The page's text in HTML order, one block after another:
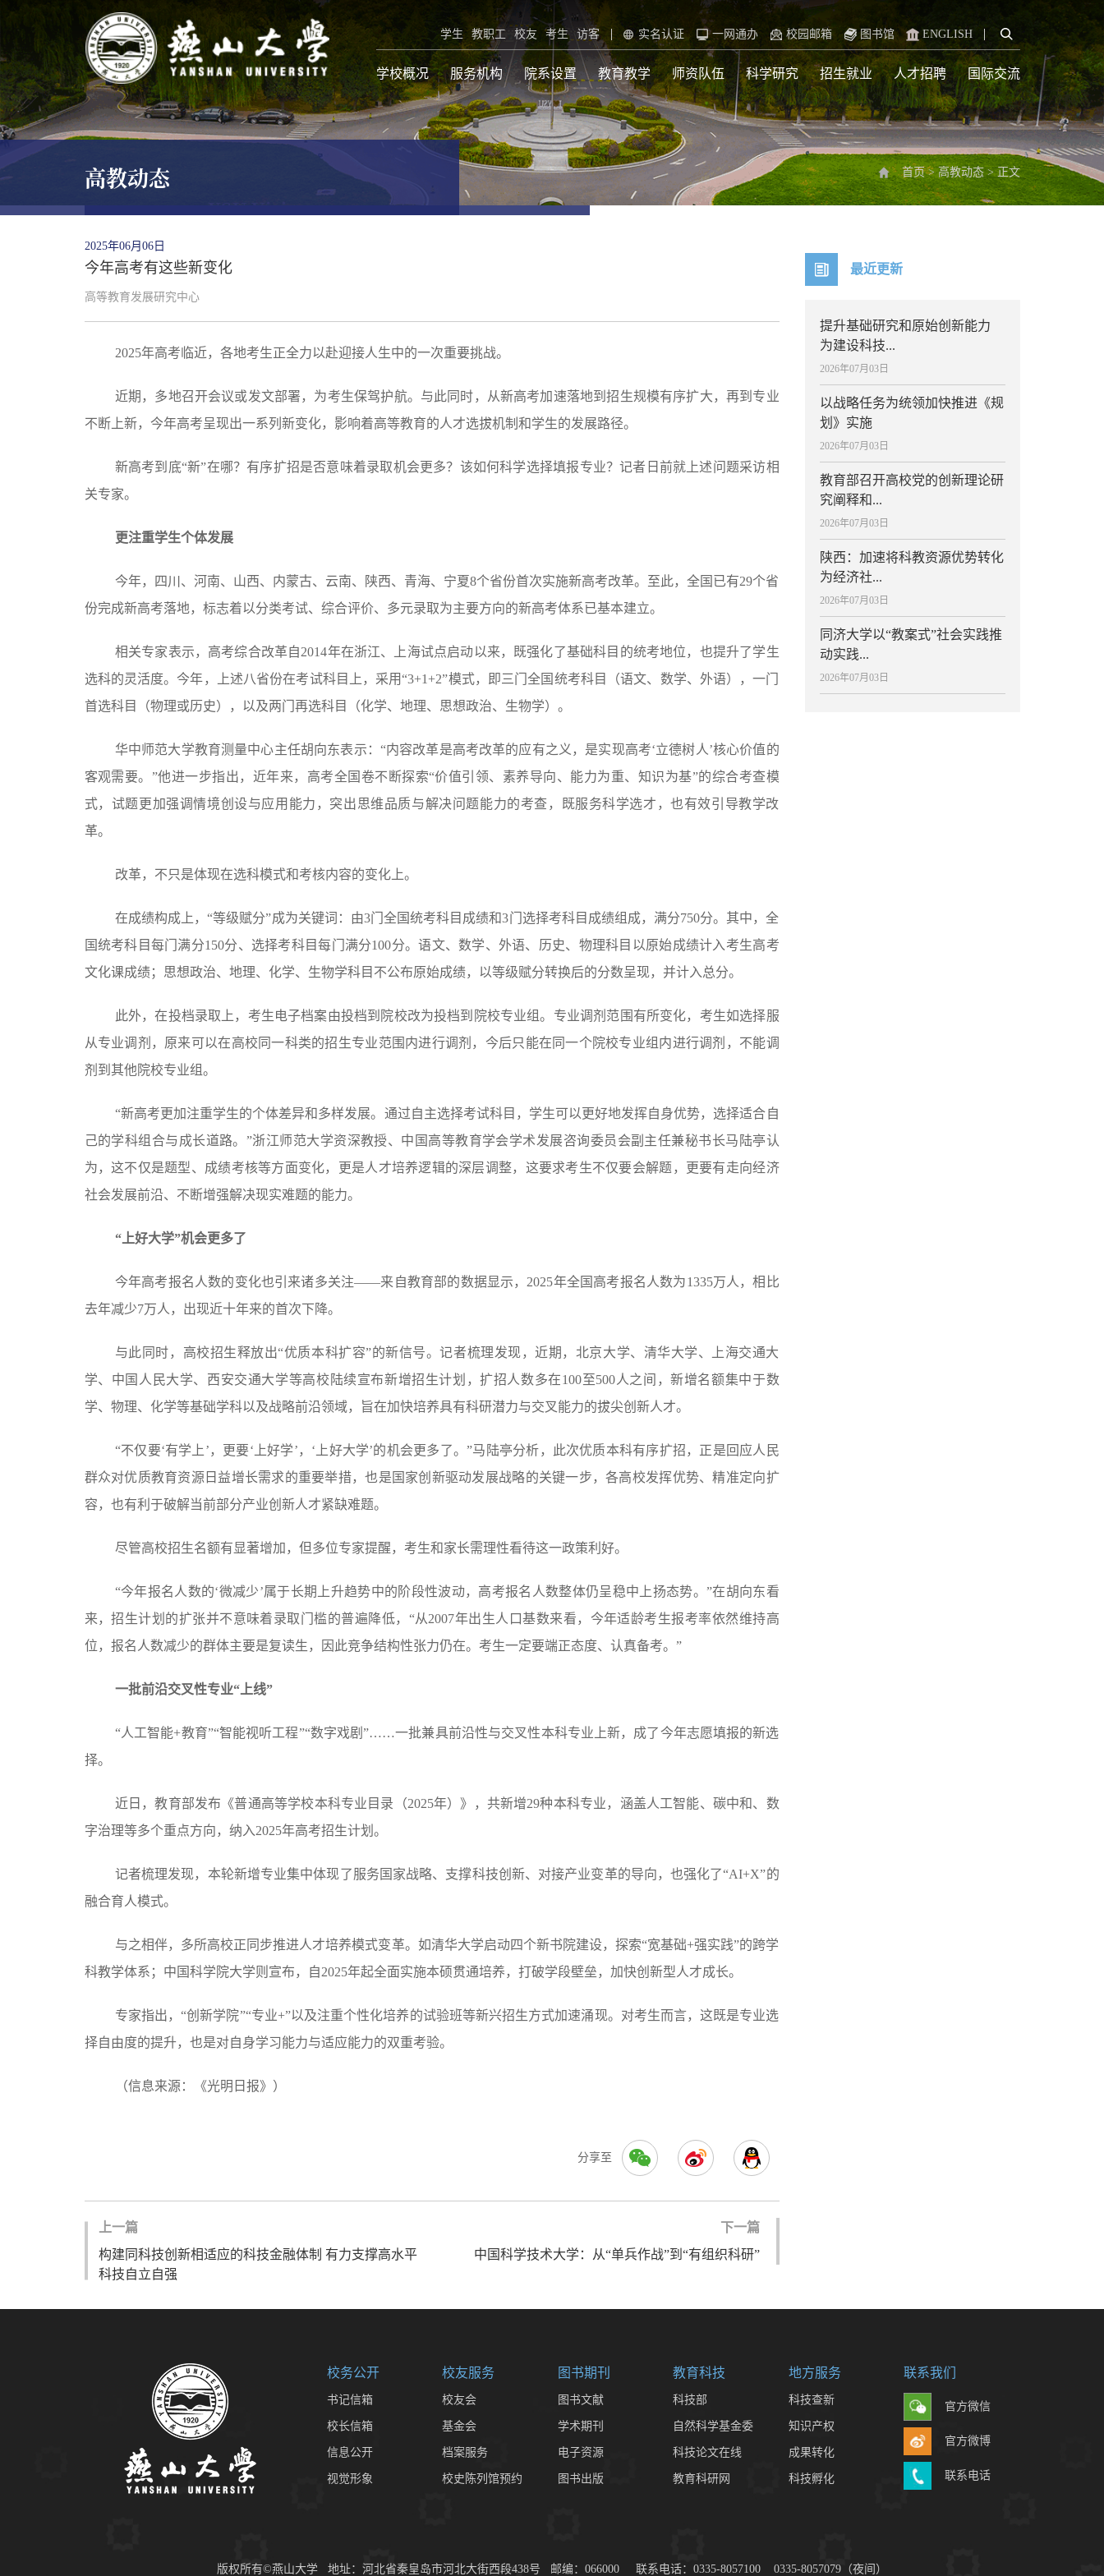
学生 教职工 校友 考生 访客 实名认证 一网通办 校园邮箱 图书馆 ENGLISH
学校概况 服务机构 院系设置 教育教学 师资队伍 科学研究 招生就业 人才招聘 国际交流
首页> 高教动态>正文
高教动态
2025年06月06日
今年高考有这些新变化
高等教育发展研究中心
2025年高考临近，各地考生正全力以赴迎接人生中的一次重要挑战。
近期，多地召开会议或发文部署，为考生保驾护航。与此同时，从新高考加速落地到招生规模有序扩大，再到专业
不断上新，今年高考呈现出一系列新变化，影响着高等教育的人才选拔机制和学生的发展路径。
新高考到底“新”在哪？有序扩招是否意味着录取机会更多？该如何科学选择填报专业？记者日前就上述问题采访相
关专家。
更注重学生个体发展
今年，四川、河南、山西、内蒙古、云南、陕西、青海、宁夏8个省份首次实施新高考改革。至此，全国已有29个省
份完成新高考落地，标志着以分类考试、综合评价、多元录取为主要方向的新高考体系已基本建立。
相关专家表示，高考综合改革自2014年在浙江、上海试点启动以来，既强化了基础科目的统考地位，也提升了学生
选科的灵活度。今年，上述八省份在考试科目上，采用“3+1+2”模式，即三门全国统考科目（语文、数学、外语），一门
首选科目（物理或历史），以及两门再选科目（化学、地理、思想政治、生物学）。
华中师范大学教育测量中心主任胡向东表示：“内容改革是高考改革的应有之义，是实现高考‘立德树人’核心价值的
客观需要。”他进一步指出，近年来，高考全国卷不断探索“价值引领、素养导向、能力为重、知识为基”的综合考查模
式，试题更加强调情境创设与应用能力，突出思维品质与解决问题能力的考查，既服务科学选才，也有效引导教学改
革。
改革，不只是体现在选科模式和考核内容的变化上。
在成绩构成上，“等级赋分”成为关键词：由3门全国统考科目成绩和3门选择考科目成绩组成，满分750分。其中，全
国统考科目每门满分150分、选择考科目每门满分100分。语文、数学、外语、历史、物理科目以原始成绩计入考生高考
文化课成绩；思想政治、地理、化学、生物学科目不公布原始成绩，以等级赋分转换后的分数呈现，并计入总分。
此外，在投档录取上，考生电子档案由投档到院校改为投档到院校专业组。专业调剂范围有所变化，考生如选择服
从专业调剂，原来可以在高校同一科类的招生专业范围内进行调剂，今后只能在同一个院校专业组内进行调剂，不能调
剂到其他院校专业组。
“新高考更加注重学生的个体差异和多样发展。通过自主选择考试科目，学生可以更好地发挥自身优势，选择适合自
己的学科组合与成长道路。”浙江师范大学资深教授、中国高等教育学会学术发展咨询委员会副主任兼秘书长马陆亭认
为，这不仅是题型、成绩考核等方面变化，更是人才培养逻辑的深层调整，这要求考生不仅要会解题，更要有走向经济
社会发展前沿、不断增强解决现实难题的能力。
“上好大学”机会更多了
今年高考报名人数的变化也引来诸多关注——来自教育部的数据显示，2025年全国高考报名人数为1335万人，相比
去年减少7万人，出现近十年来的首次下降。
与此同时，高校招生释放出“优质本科扩容”的新信号。记者梳理发现，近期，北京大学、清华大学、上海交通大
学、中国人民大学、西安交通大学等高校陆续宣布新增招生计划，扩招人数多在100至500人之间，新增名额集中于数
学、物理、化学等基础学科以及战略前沿领域，旨在加快培养具有科研潜力与交叉能力的拔尖创新人才。
“不仅要‘有学上’，更要‘上好学’，‘上好大学’的机会更多了。”马陆亭分析，此次优质本科有序扩招，正是回应人民
群众对优质教育资源日益增长需求的重要举措，也是国家创新驱动发展战略的关键一步，各高校发挥优势、精准定向扩
容，也有利于破解当前部分产业创新人才紧缺难题。
尽管高校招生名额有显著增加，但多位专家提醒，考生和家长需理性看待这一政策利好。
“今年报名人数的‘微减少’属于长期上升趋势中的阶段性波动，高考报名人数整体仍呈稳中上扬态势。”在胡向东看
来，招生计划的扩张并不意味着录取门槛的普遍降低，“从2007年出生人口基数来看，今年适龄考生报考率依然维持高
位，报名人数减少的群体主要是复读生，因此竞争结构性张力仍在。考生一定要端正态度、认真备考。”
一批前沿交叉性专业“上线”
“人工智能+教育”“智能视听工程”“数字戏剧”……一批兼具前沿性与交叉性本科专业上新，成了今年志愿填报的新选
择。
近日，教育部发布《普通高等学校本科专业目录（2025年）》，共新增29种本科专业，涵盖人工智能、碳中和、数
字治理等多个重点方向，纳入2025年高考招生计划。
记者梳理发现，本轮新增专业集中体现了服务国家战略、支撑科技创新、对接产业变革的导向，也强化了“AI+X”的
融合育人模式。
与之相伴，多所高校正同步推进人才培养模式变革。如清华大学启动四个新书院建设，探索“宽基础+强实践”的跨学
科教学体系；中国科学院大学则宣布，自2025年起全面实施本硕贯通培养，打破学段壁垒，加快创新型人才成长。
专家指出，“创新学院”“专业+”以及注重个性化培养的试验班等新兴招生方式加速涌现。对考生而言，这既是专业选
择自由度的提升，也是对自身学习能力与适应能力的双重考验。
（信息来源：《光明日报》）
分享至
上一篇
构建同科技创新相适应的科技金融体制 有力支撑高水平
科技自立自强
下一篇
中国科学技术大学：从“单兵作战”到“有组织科研”
最近更新
提升基础研究和原始创新能力
为建设科技...
2026年07月03日
以战略任务为统领加快推进《规
划》实施
2026年07月03日
教育部召开高校党的创新理论研
究阐释和...
2026年07月03日
陕西：加速将科教资源优势转化
为经济社...
2026年07月03日
同济大学以“教案式”社会实践推
动实践...
2026年07月03日
校务公开
书记信箱
校长信箱
信息公开
视觉形象
校友服务
校友会
基金会
档案服务
校史陈列馆预约
图书期刊
图书文献
学术期刊
电子资源
图书出版
教育科技
科技部
自然科学基金委
科技论文在线
教育科研网
地方服务
科技查新
知识产权
成果转化
科技孵化
联系我们
官方微信
官方微博
联系电话
版权所有©燕山大学 地址：河北省秦皇岛市河北大街西段438号 邮编：066000 联系电话：0335-8057100 0335-8057079（夜间）